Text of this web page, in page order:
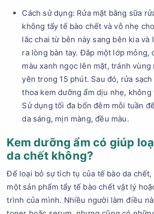
Cách sử dụng: Rửa mặt bằng sữa
không tẩy tế bào chết và vỗ nhẹ
lắc chai từ bên này sang bên kia và
ra lòng bàn tay. Đắp một lớp mỏng,
màu xanh ngọc lên mặt, tránh vùng
yên trong 15 phút. Sau đó, rửa
thoa kem dưỡng ẩm dịu nhẹ, không
Sử dụng tối đa bốn đêm mỗi tuần
da sáng, mịn màng, đều màu.
Kem dưỡng ẩm có giúp
da chết không?
Để loại bỏ sự tích tụ của tế bào da
một sản phẩm tẩy tế bào chết vật lý
trình của mình. Nhiều người làm điều